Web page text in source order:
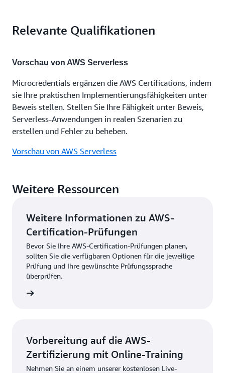
erworben werden.
Schauen Sie sich dieAWS-Zertifizierungspfade
Professional“ erwerben. Dadurch wird diese
Rezertifizierungsoptionenbei AWS Certifications.
erhälst Du 50 % Rabatt auf andere AWS
möglich.
Relevante Qualifikationen
Vorschau von AWS Serverless
Microcredentials ergänzen die AWS Certifications, indem
sie Ihre praktischen Implementierungsfähigkeiten unter
Beweis stellen. Stellen Sie Ihre Fähigkeit unter Beweis,
Serverless-Anwendungen in realen Szenarien zu
erstellen und Fehler zu beheben.
Vorschau von AWS Serverless
Weitere Ressourcen
Weitere Informationen zu AWS-
Certification-Prüfungen
Bevor Sie Ihre AWS-Certification-Prüfungen planen,
sollten Sie die verfügbaren Optionen für die jeweilige
Prüfung und Ihre gewünschte Prüfungssprache
überprüfen.
Vorbereitung auf die AWS-
Zertifizierung mit Online-Training
Nehmen Sie an einem unserer kostenlosen Live-